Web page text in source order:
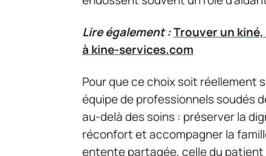
Lire également :Trouver un
à kine-services.com
Pour que ce choix soit réellement
équipe de professionnels soudés
au-delà des soins : préserver la
réconfort et accompagner la
entente partagée, celle du